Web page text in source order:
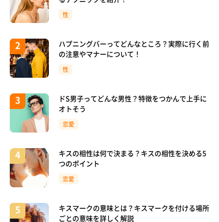
性
ハプニングバーってどんなところ？実際に行く前
の注意やマナーについて！
性
ドS男子ってどんな男性？特徴をつかんで上手に
オトそう
恋愛
キスの相性は何で決まる？キスの相性を決める5
つのポイント
恋愛
キスマークの意味とは？キスマークを付ける場所
ごとの意味を詳しく解説